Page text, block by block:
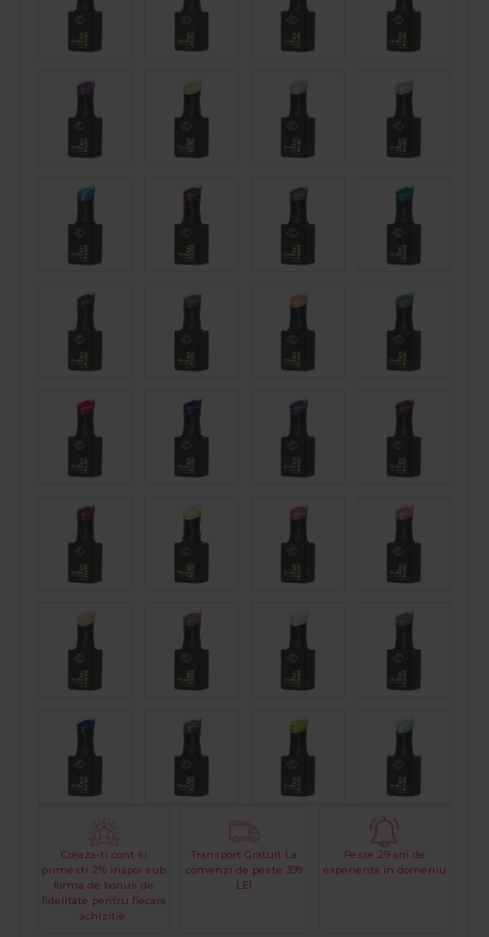
Creaza-ti cont si
primesti 2% inapoi sub
forma de bonus de
fidelitate pentru fiecare
achizitie.
Transport Gratuit La
comenzi de peste 399
LEI
Peste 29 ani de
experienta in domeniu